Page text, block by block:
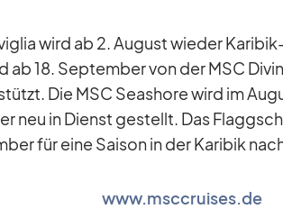
wird ab 2. Au­gust wie­der
ab 18. Sep­tem­ber von der MSC
Die MSC Seashore wird im
neu in Dienst ge­stellt. Das
für eine Sai­son in der Ka­ri­bik
www.msccruises.de